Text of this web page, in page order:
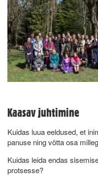
Kaasav juhtimine
Kuidas luua eeldused, et
panuse ning võtta osa
Kuidas leida endas
protsesse?